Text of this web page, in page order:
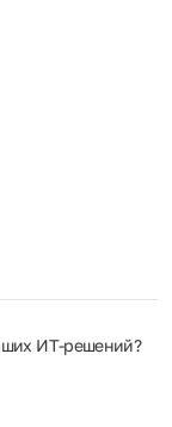
ИТ‑решений?